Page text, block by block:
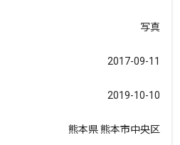
写真
2017-09-11
2019-10-10
熊本県 熊本市中央区